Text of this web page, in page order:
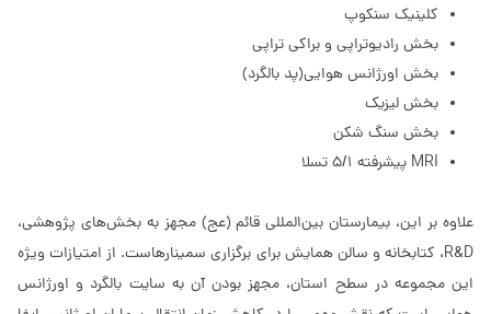
کلینیک سنکوپ
بخش رادیوتراپی و براکی تراپی
بخش اورژانس هوایی(پد بالگرد)
بخش لیزیک
بخش سنگ شکن
MRI پیشرفته 5/1 تسلا
علاوه بر این، بیمارستان بین‌المللی قائم (عج) مجهز به بخش‌های پژوهشی،
R&D، کتابخانه و سالن همایش برای برگزاری سمینارهاست. از امتیازات ویژه
این مجموعه در سطح استان، مجهز بودن آن به سایت بالگرد و اورژانس